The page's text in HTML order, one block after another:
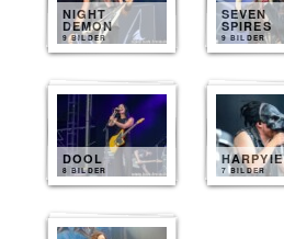
NIGHT
DEMON
9 BILDER
SEVEN
SPIRES
9 BILDER
DOOL
8 BILDER
HARPYIE
7 BILDER